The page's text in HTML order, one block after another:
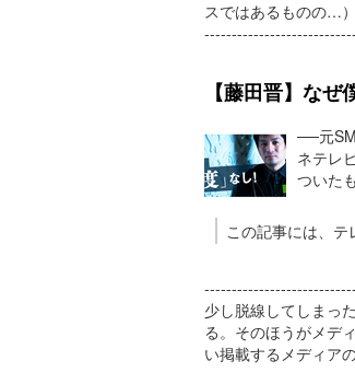
スではあるものの…）
【藤田晋】な
──元
ネテレ
ついた
この記事には、テ
少し脱線してしまっ
る。そのほうがメデ
い掲載するメディア